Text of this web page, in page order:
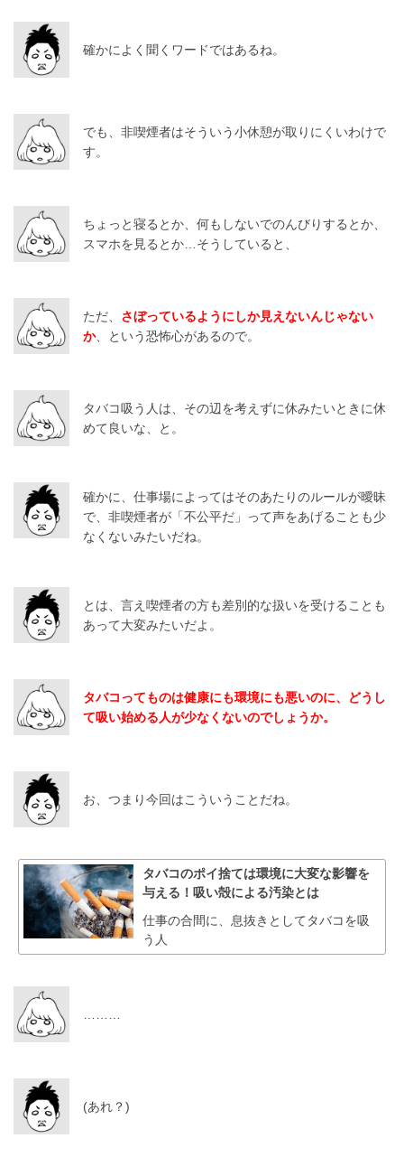
確かによく聞くワードではあるね。
でも、非喫煙者はそういう小休憩が取りにくいわけで
す。
ちょっと寝るとか、何もしないでのんびりするとか、
スマホを見るとか…そうしていると、
ただ、 さぼっているようにしか見えないんじゃない
か、という恐怖心があるので。
タバコ吸う人は、その辺を考えずに休みたいときに休
めて良いな、と。
確かに、仕事場によってはそのあたりのルールが曖昧
で、非喫煙者が「不公平だ」って声をあげることも少
なくないみたいだね。
とは、言え喫煙者の方も差別的な扱いを受けることも
あって大変みたいだよ。
タバコってものは健康にも環境にも悪いのに、どうし
て吸い始める人が少なくないのでしょうか。
お、つまり今回はこういうことだね。
タバコのポイ捨ては環境に大変な影響を
与える！吸い殻による汚染とは
仕事の合間に、息抜きとしてタバコを吸
う人
………
(あれ？)